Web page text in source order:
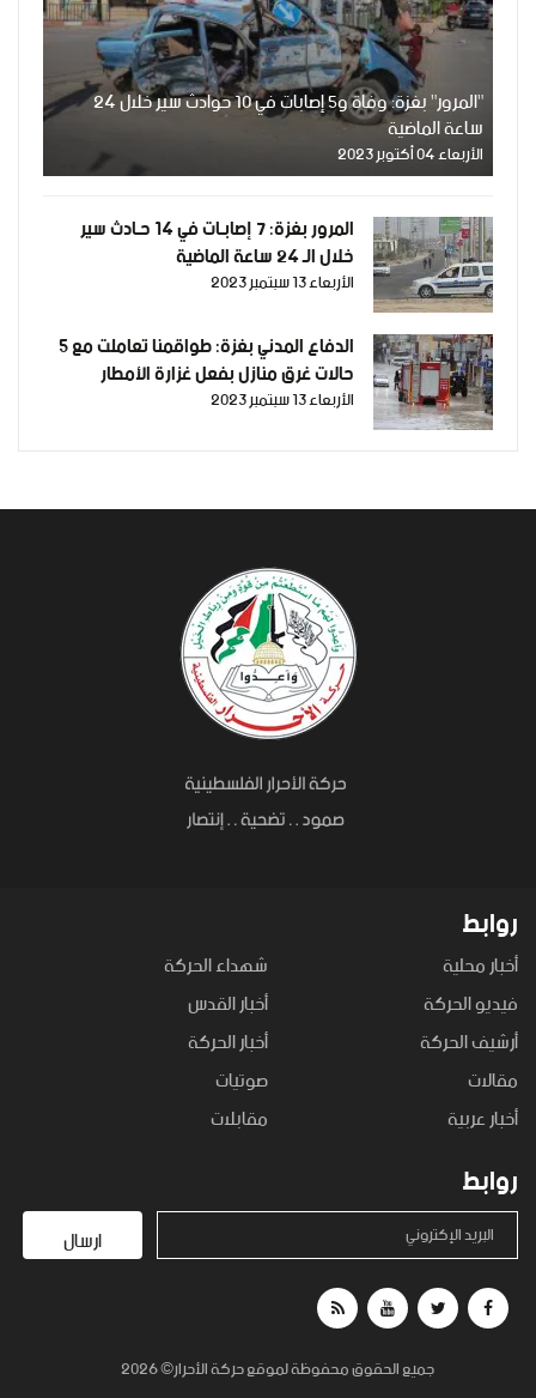
"المرور" بغزة: وفاة و5 إصابات في 10 حوادث سير خلال 24
ساعة الماضية
الأربعاء 04 أكتوبر 2023
المرور بغزة: 7 إصابـات في 14 حـادث سير
خلال الـ 24 ساعة الماضية
الأربعاء 13 سبتمبر 2023
الدفاع المدني بغزة: طواقمنا تعاملت مع 5
حالات غرق منازل بفعل غزارة الأمطار
الأربعاء 13 سبتمبر 2023
روابط
أخبار محلية
شهداء الحركة
فيديو الحركة
أخبار القدس
أرشيف الحركة
أخبار الحركة
مقالات
صوتيات
أخبار عربية
مقابلات
روابط
البريد الإكتروني ارسال
جميع الحقوق محفوظة لموقع حركة الأحرار© 2026